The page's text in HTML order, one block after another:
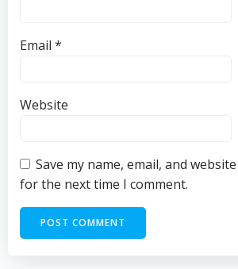
Email *
Website
Save my name, email, and
for the next time I comment.